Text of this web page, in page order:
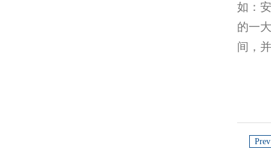
如：
的一
间，
Prev